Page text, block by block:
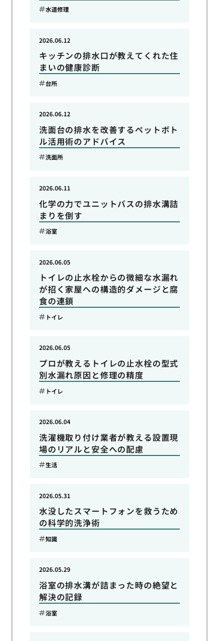
水道修理
キッチンの排水口が教えてくれた住
まいの健康診断
2026.06.12
台所
洗面台の排水を改善するペットボト
ル活用術のアドバイス
2026.06.12
洗面所
化学の力でユニットバスの排水溝詰
まりを倒す
2026.06.11
浴室
トイレの止水栓からの微細な水漏れ
が招く家屋への構造的ダメージと腐
食の連鎖
2026.06.05
トイレ
プロが教えるトイレの止水栓の型式
別水漏れ原因と修理の精度
2026.06.05
トイレ
洗濯機取り付け業者が教える設置現
場のリアルと安全への配慮
2026.06.04
生活
水没したスマートフォンを救うため
の科学的洗浄術
2026.05.31
知識
浴室の排水溝が詰まった時の絶望と
解決の記録
2026.05.29
浴室